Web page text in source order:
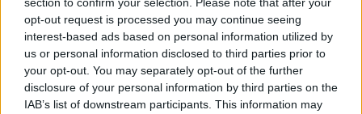
opt-out request is processed you may continue seeing
interest-based ads based on personal information utilized by
us or personal information disclosed to third parties prior to
your opt-out. You may separately opt-out of the further
disclosure of your personal information by third parties on the
IAB’s list of downstream participants. This information may